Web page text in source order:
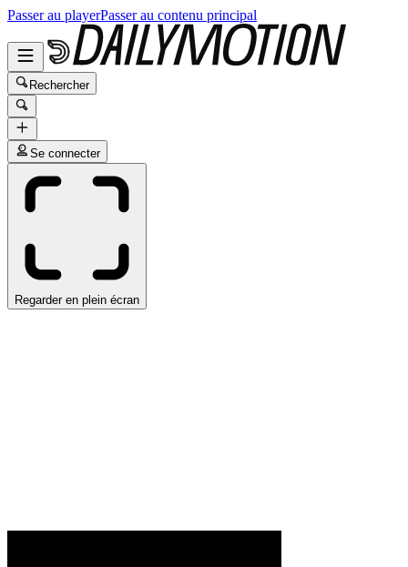
Passer au playerPasser au contenu principal
Rechercher
Se connecter
Regarder en plein écran